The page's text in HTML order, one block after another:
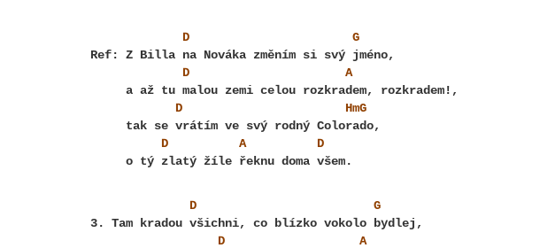
D
G
D
A
D
                       HmG
D
A
D
D
G
D
A